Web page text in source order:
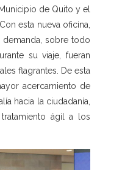
de Quito y el
esta nueva oficina,
demanda, sobre todo
su viaje, fueran
flagrantes. De esta
acercamiento de
hacia la ciudadanía,
ágil a los